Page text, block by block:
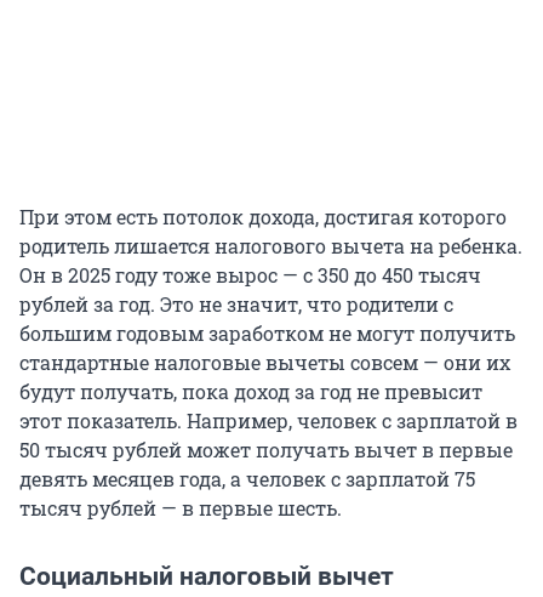
При этом есть потолок дохода, достигая которого
родитель лишается налогового вычета на ребенка.
Он в 2025 году тоже вырос — с 350 до 450 тысяч
рублей за год. Это не значит, что родители с
большим годовым заработком не могут получить
стандартные налоговые вычеты совсем — они их
будут получать, пока доход за год не превысит
этот показатель. Например, человек с зарплатой в
50 тысяч рублей может получать вычет в первые
девять месяцев года, а человек с зарплатой 75
тысяч рублей — в первые шесть.
Социальный налоговый вычет